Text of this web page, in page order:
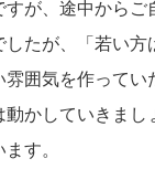
が、途中から
たが、「若い
囲気を作って
かしていきま
す。